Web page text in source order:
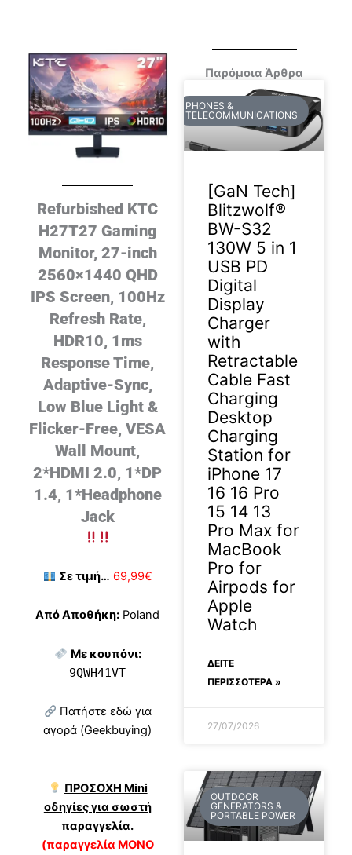
Refurbished KTC
H27T27 Gaming
Monitor, 27-inch
2560×1440 QHD
IPS Screen, 100Hz
Refresh Rate,
HDR10, 1ms
Response Time,
Adaptive-Sync,
Low Blue Light &
Flicker-Free, VESA
Wall Mount,
2*HDMI 2.0, 1*DP
1.4, 1*Headphone
Jack
Σε τιμή… 69,99€
Από Αποθήκη: Poland
Με κουπόνι:
9QWH41VT
Πατήστε εδώ για
αγορά (Geekbuying)
ΠΡΟΣΟΧΗ Mini
οδηγίες για σωστή
παραγγελία.
(παραγγελία ΜΟΝΟ
Παρόμοια Άρθρα
PHONES &
TELECOMMUNICATIONS
[GaN Tech]
Blitzwolf®
BW-S32
130W 5 in 1
USB PD
Digital
Display
Charger
with
Retractable
Cable Fast
Charging
Desktop
Charging
Station for
iPhone 17
16 16 Pro
15 14 13
Pro Max for
MacBook
Pro for
Airpods for
Apple
Watch
ΔΕΊΤΕ
ΠΕΡΙΣΣΟΤΕΡΑ »
27/07/2026
OUTDOOR
GENERATORS &
PORTABLE POWER